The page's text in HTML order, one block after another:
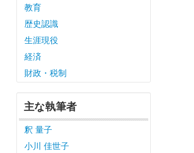
教育
歴史認識
生涯現役
経済
財政・税制
主な執筆者
釈 量子
小川 佳世子